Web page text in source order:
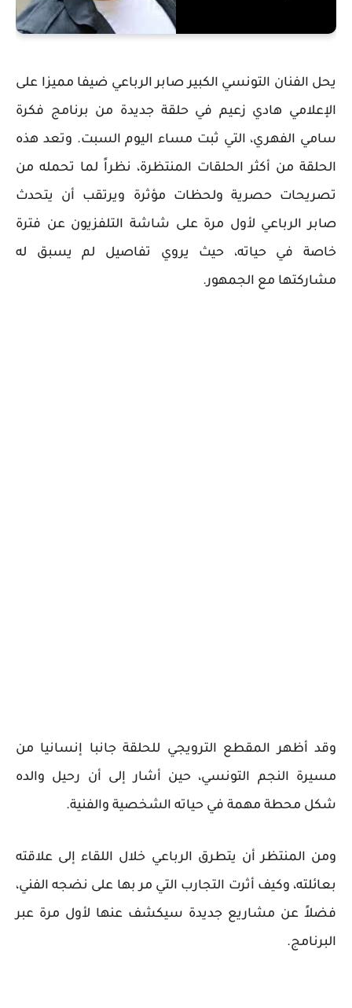
يحل الفنان التونسي الكبير صابر الرباعي ضيفا مميزا على
الإعلامي هادي زعيم في حلقة جديدة من برنامج فكرة
سامي الفهري، التي ثبت مساء اليوم السبت. وتعد هذه
الحلقة من أكثر الحلقات المنتظرة، نظراً لما تحمله من
تصريحات حصرية ولحظات مؤثرة ويرتقب أن يتحدث
صابر الرباعي لأول مرة على شاشة التلفزيون عن فترة
خاصة في حياته، حيث يروي تفاصيل لم يسبق له
مشاركتها مع الجمهور.
وقد أظهر المقطع الترويجي للحلقة جانبا إنسانيا من
مسيرة النجم التونسي، حين أشار إلى أن رحيل والده
شكل محطة مهمة في حياته الشخصية والفنية.
ومن المنتظر أن يتطرق الرباعي خلال اللقاء إلى علاقته
بعائلته، وكيف أثرت التجارب التي مر بها على نضجه الفني،
فضلاً عن مشاريع جديدة سيكشف عنها لأول مرة عبر
البرنامج.